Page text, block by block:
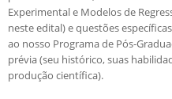
Experimental e Modelos de
neste edital) e questões
ao nosso Programa de Pós-
prévia (seu histórico, suas
produção científica).